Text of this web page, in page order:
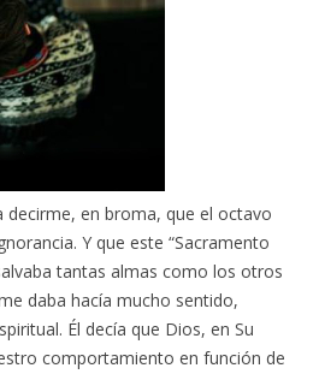
en broma, que el octavo
Y que este “Sacramento
tantas almas como los otros
daba hacía mucho sentido,
Él decía que Dios, en Su
comportamiento en función de